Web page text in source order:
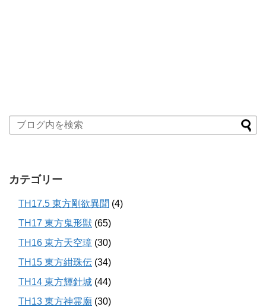
カテゴリー
TH17.5 東方剛欲異聞 (4)
TH17 東方鬼形獣 (65)
TH16 東方天空璋 (30)
TH15 東方紺珠伝 (34)
TH14 東方輝針城 (44)
TH13 東方神霊廟 (30)